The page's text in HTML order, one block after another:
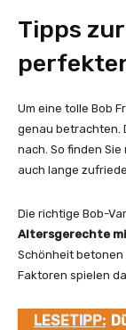
Tipps
Um eine tolle Bob
genau betrachten.
nach. So finden
auch lange
Die richtige Bob-
Altersgerechte
Schönheit betonen
Faktoren spielen
LESETIPP: